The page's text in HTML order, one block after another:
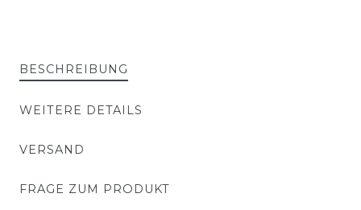
BESCHREIBUNG
WEITERE DETAILS
VERSAND
FRAGE ZUM PRODUKT